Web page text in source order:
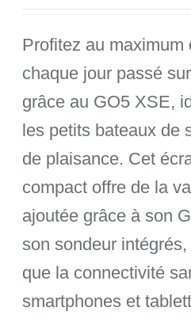
Profitez au maximum
chaque jour passé
grâce au GO5 XSE,
les petits bateaux de
de plaisance. Cet
compact offre de la
ajoutée grâce à son
son sondeur intégrés,
que la connectivité
smartphones et